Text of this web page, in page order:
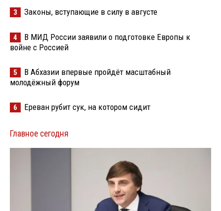
3 Законы, вступающие в силу в августе
4
В МИД России заявили о подготовке Европы к
войне с Россией
5
В Абхазии впервые пройдёт масштабный
молодёжный форум
6 Ереван рубит сук, на котором сидит
Главное сегодня